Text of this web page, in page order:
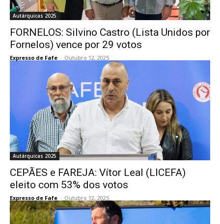
Autárquicas 2025
FORNELOS: Silvino Castro (Lista Unidos por
Fornelos) vence por 29 votos
Expresso de Fafe - Outubro 12, 2025
Autárquicas 2025
CEPÃES e FAREJA: Vítor Leal (LICEFA)
eleito com 53% dos votos
Expresso de Fafe - Outubro 12, 2025